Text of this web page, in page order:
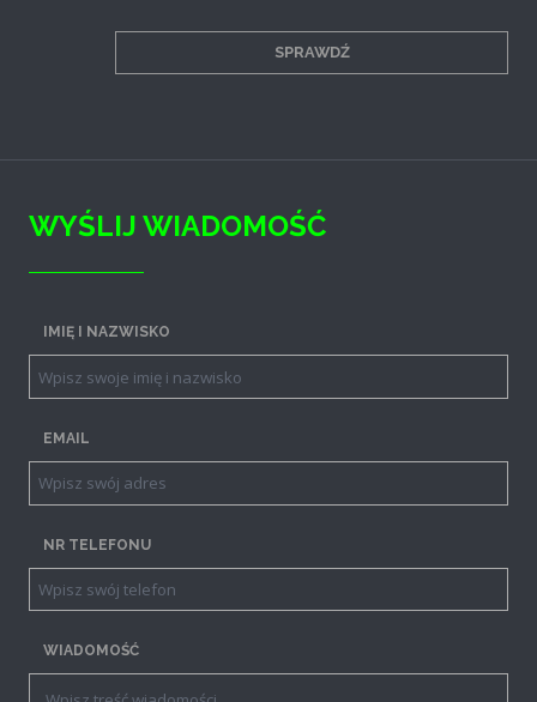
SPRAWDŹ
WYŚLIJ WIADOMOŚĆ
IMIĘ I NAZWISKO
EMAIL
NR TELEFONU
WIADOMOŚĆ